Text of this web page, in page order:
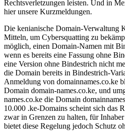
Rechtsverletzungen leisten. Und in
hier unsere Kurzmeldungen.
Die kenianische Domain-Verwaltung
Mitteln, um Cybersquatting zu
möglich, einen Domain-Namen mit
wenn es bereits eine Fassung ohne
eine Version ohne Bindestrich nicht
die Domain bereits in Bindestrich-
Anmeldung von domainnames.co.ke
Domain domain-names.co.ke, und
names.co.ke die Domain
10.000 .ke-Domains scheint sich das
zwar in Grenzen zu halten, für
bietet diese Regelung jedoch Schutz